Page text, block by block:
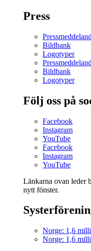
Press
Bildbank
Logotyper
Bildbank
Logotyper
Följ oss på
Facebook
Instagram
YouTube
Facebook
Instagram
YouTube
Länkarna ovan leder
nytt fönster.
Norge: 1,6
Norge: 1,6